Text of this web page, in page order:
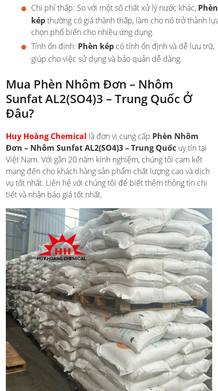
Chi phí thấp: So với một số chất xử lý nước khác, Phèn
képthường có giá thành thấp, làm cho nó trở thành
chọn phổ biến cho nhiều ứng dụng.
Tính ổn định: Phèn kép có tính ổn định và dễ lưu trữ,
giúp cho việc sử dụng và bảo quản dễ dàng.
Mua Phèn Nhôm Đơn – Nhôm
Sunfat AL2(SO4)3 – Trung Quốc Ở
Đâu?
Huy Hoàng Chemical là đơn vị cung cấp Phèn Nhôm
Đơn – Nhôm Sunfat AL2(SO4)3 – Trung Quốc uy tín tại
Việt Nam. Với gần 20 năm kinh nghiệm, chúng tôi cam kết
mang đến cho khách hàng sản phẩm chất lượng cao và dịch
vụ tốt nhất. Liên hệ với chúng tôi để biết thêm thông tin chi
tiết và nhận báo giá tốt nhất.